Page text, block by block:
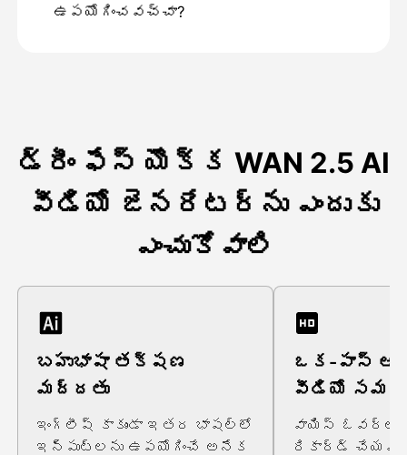
ఉపయోగించవచ్చా?
డ్రీం ఫేస్ యొక్క WAN 2.5 AI
వీడియో జెనరేటర్ను ఎందుకు
ఎంచుకోవాలి
బహుభాషా తక్షణ
మద్దతు
ఇంగ్లీష్ కాకుండా ఇతర భాషల్లో
ఇన్పుట్లను ఉపయోగించే అనేక
ఒక-పాస్
వీడియో
వాయిస్
రికార్డ్